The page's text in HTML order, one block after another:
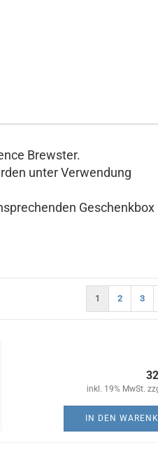
Brewster.
unter Verwendung
Geschenkbox
1 2 3
inkl. 19% MwSt.
IN DEN